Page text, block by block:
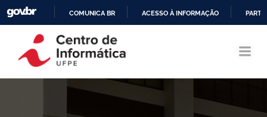
CONTEÚDO
COMUNICA BR ACESSO À INFORMAÇÃO